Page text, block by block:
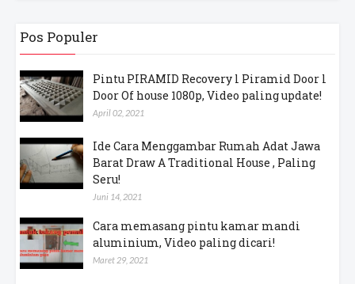
Pos Populer
Pintu PIRAMID Recovery l Piramid Door l
Door Of house 1080p, Video paling update!
April 02, 2021
Ide Cara Menggambar Rumah Adat Jawa
Barat Draw A Traditional House , Paling
Seru!
Juni 14, 2021
Cara memasang pintu kamar mandi
aluminium, Video paling dicari!
Maret 29, 2021